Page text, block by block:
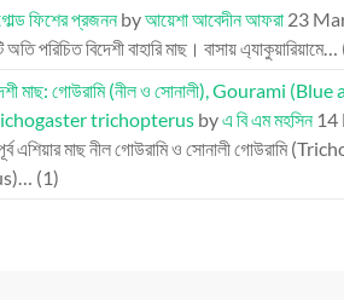
ফিশের প্রজননbyআয়েশা আবেদীন আফরা 23
পরিচিত বিদেশী বাহারি মাছ। বাসায় এ্যাকুয়ারিয়ামে…
মাছ: গোউরামি (নীল ও সোনালী), Gourami (Blue
trichopterus byএ বি এম মহসিন 14
এশিয়ার মাছ নীল গোউরামি ও সোনালী গোউরামি
(1)